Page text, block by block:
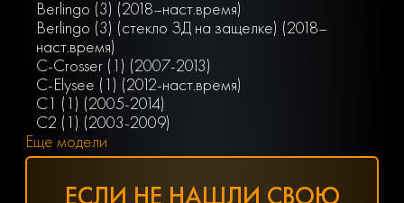
Berlingo (3) (2018–наст.время)
Berlingo (3) (стекло ЗД на защелке) (2018–
наст.время)
C-Crosser (1) (2007-2013)
C-Elysee (1) (2012-наст.время)
C1 (1) (2005-2014)
C2 (1) (2003-2009)
Еще модели